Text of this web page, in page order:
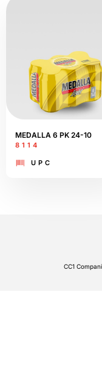
MEDALLA 6 PK 24-10
8114
UPC
CC1